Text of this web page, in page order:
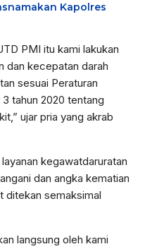
Kapolres
PMI itu kami lakukan
dan kecepatan darah
sesuai Peraturan
tahun 2020 tentang
ujar pria yang akrab
kegawatdaruratan
dan angka kematian
ditekan semaksimal
langsung oleh kami